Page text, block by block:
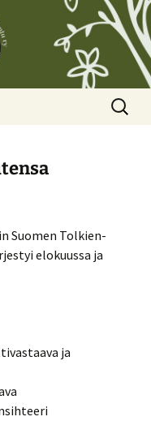
Haku:
Suomen Tolkien-
elokuussa ja
ja